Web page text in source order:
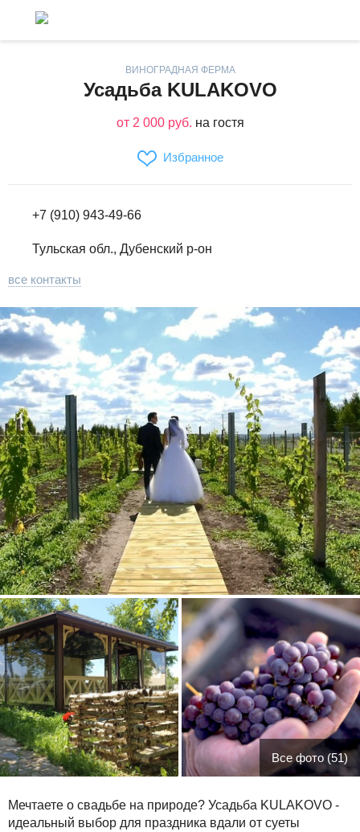
ВИНОГРАДНАЯ ФЕРМА
Усадьба KULAKOVO
от 2 000 руб. на гостя
Избранное
+7 (910) 943-49-66
Тульская обл., Дубенский р-он
все контакты
Все фото (51)
Мечтаете о свадьбе на природе? Усадьба KULAKOVO -
идеальный выбор для праздника вдали от суеты